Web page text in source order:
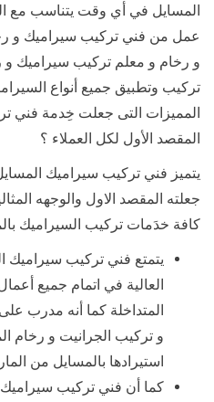
المسايل في أي وقت يتناسب مع
عمل من فني تركيب سيراميك و
و رخام و معلم تركيب سيراميك
تركيب وتطبيق جميع أنواع
المميزات التى جعلت خِدمة فني
المقصد الأول لكل العملاء ؟
يتميز فني تركيب سيراميك
جعلته المقصد الاول والوجهه
كافة خدَمات تركيب السيراميك
يتمتع فني تركيب سيراميك
العالية في اتمام جميع
المتداخلة كما أنه مدرب
و تركيب الجرانيت و رخام
استيرادها بالمسايل من
كما أن فني تركيب سيراميك